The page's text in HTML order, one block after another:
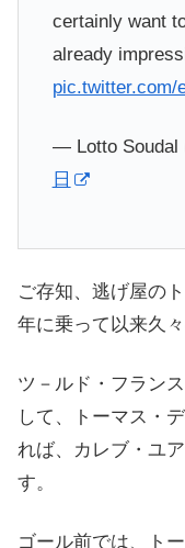
certainly want
already
pic.twitter.com/
— Lotto Soudal
日
ご存知、逃げ屋の
年に乗って以来久々
ツ－ルド・フラン
して、トーマス・
れば、カレブ・ユ
す。
ゴール前では、ト